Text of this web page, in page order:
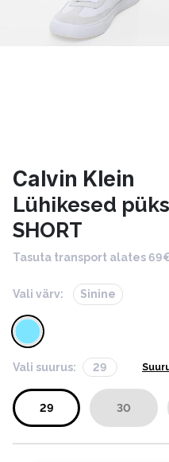
Calvin Klein
Lühikesed
SHORT
Tasuta transport alates
Vali värv: Sinine
Vali suurus: 29
29 30